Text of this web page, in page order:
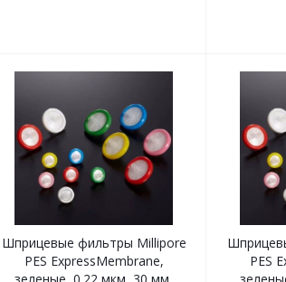
Шприцевые фильтры Millipore
PES ExpressMembrane,
PES